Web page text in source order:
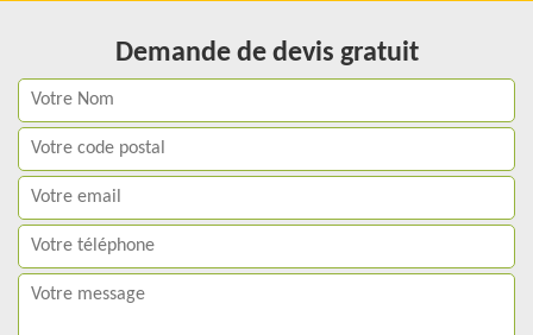
Demande de devis gratuit